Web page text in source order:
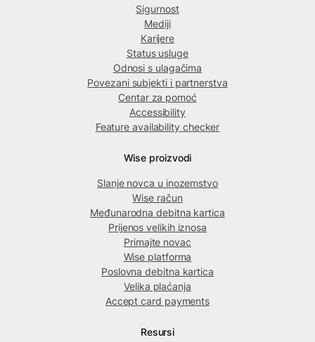
Sigurnost
Mediji
Karijere
Status usluge
Odnosi s ulagačima
Povezani subjekti i partnerstva
Centar za pomoć
Accessibility
Feature availability checker
Wise proizvodi
Slanje novca u inozemstvo
Wise račun
Međunarodna debitna kartica
Prijenos velikih iznosa
Primajte novac
Wise platforma
Poslovna debitna kartica
Velika plaćanja
Accept card payments
Resursi